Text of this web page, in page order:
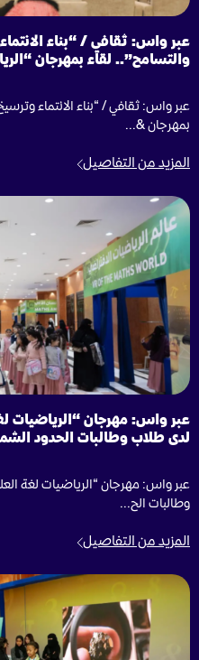
عبر واس: ثقافي / “بناء
والتسامح”.. لقاء بمهرجان
عبر واس: ثقافي / “بناء الانتماء
بمهرجان &...
المزيد من التفاصيل
عبر واس: مهرجان “الرياضيات
لدى طلاب وطالبات الحدود
عبر واس: مهرجان “الرياضيات لغة
وطالبات الح...
المزيد من التفاصيل